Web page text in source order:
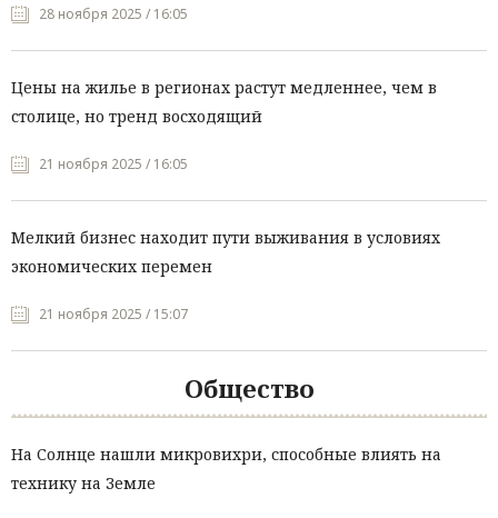
28 ноября 2025 / 16:05
Цены на жилье в регионах растут медленнее, чем в
столице, но тренд восходящий
21 ноября 2025 / 16:05
Мелкий бизнес находит пути выживания в условиях
экономических перемен
21 ноября 2025 / 15:07
Общество
На Солнце нашли микровихри, способные влиять на
технику на Земле